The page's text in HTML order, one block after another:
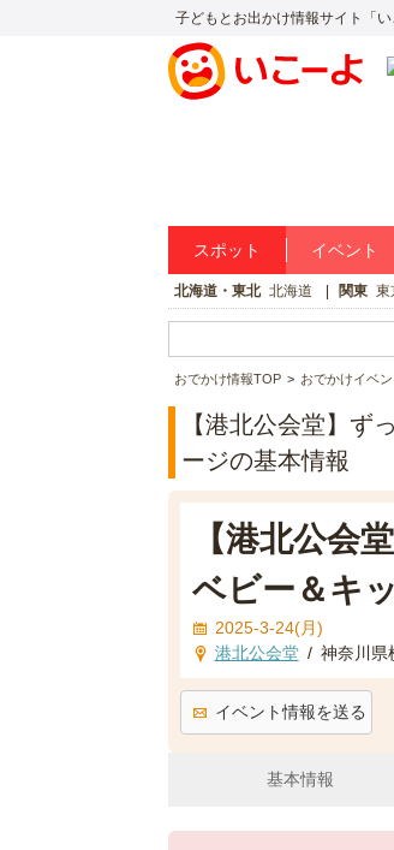
子どもとお出かけ情報サイト「
スポット イベント
北海道・東北 北海道 関東 東
おでかけ情報TOP おでかけイベ
【港北公会堂】ず
ージの基本情報
【港北公会
ベビー＆キ
2025-3-24(月)
港北公会堂 / 神奈川県
イベント情報を送る
基本情報